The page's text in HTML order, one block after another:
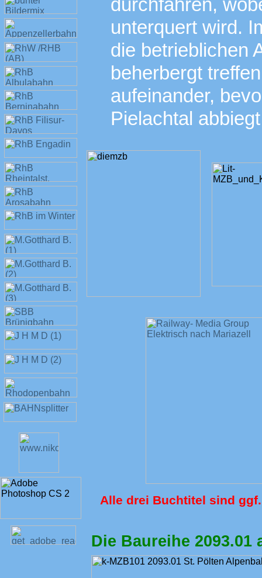
durchfahren,
unterquert wird.
die betrieblichen
beherbergt
aufeinander,
Pielachtal
Alle drei Buchtitel sind
Die Baureihe 2093.01